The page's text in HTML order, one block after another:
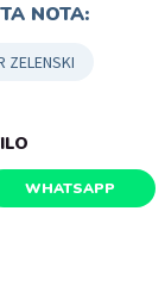
NOTA:
ZELENSKI
WHATSAPP